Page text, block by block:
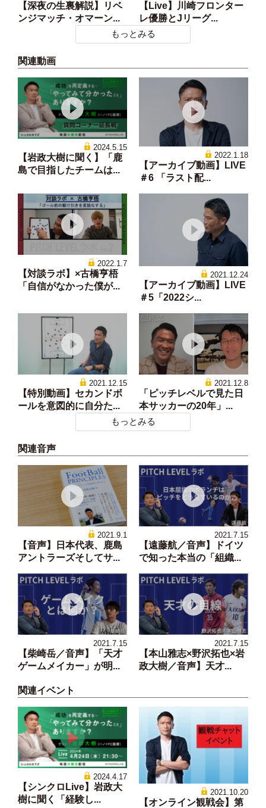
【深夜の生裏解説】リベ
ンジマッチ・オマーン...
【Live】川崎フロンター
レ優勝とJリーグ...
もっとみる
関連動画
2024.5.15
【岩政大樹に聞く】「鹿
島で目指したチームは...
2022.1.18
【アーカイブ動画】LIVE
＃6 「ラスト配...
2022.1.7
【対談ラボ】×古橋亨梧
「自信がなかった僕が...
2021.12.24
【アーカイブ動画】LIVE
＃5「2022シ...
2021.12.15
【特別動画】セカンドボ
ールを意図的に自分た...
2021.12.8
「ピッチレベルで見た日
本サッカーの20年」...
もっとみる
関連音声
2021.9.1
【音声】日本代表、鹿島
アントラーズそしてサ...
2021.7.15
【遠藤航／音声】ドイツ
で知った本当の「組織...
2021.7.15
【柴崎岳／音声】「天才
ゲームメイカー」が明...
2021.7.15
【本山雅志×野沢拓也×岩
政大樹／音声】天才...
関連イベント
2024.4.17
【シンクロLive】岩政大
樹に聞く「経験し...
2021.10.20
【オンライン観戦会】第